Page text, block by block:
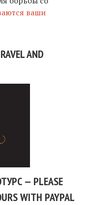
ваши
AND
— PLEASE
WITH PAYPAL